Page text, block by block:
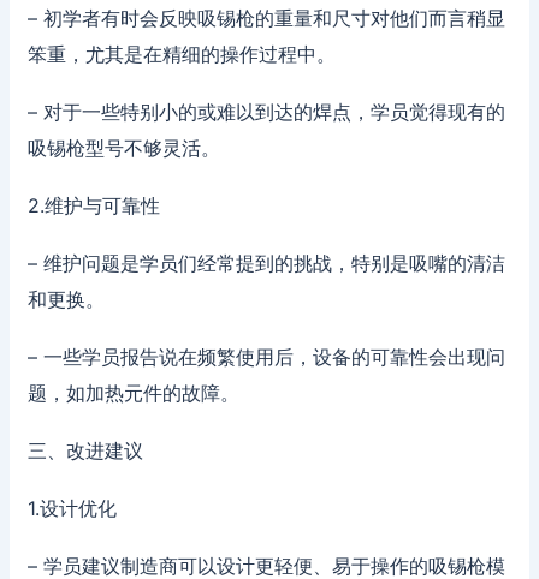
– 初学者有时会反映吸锡枪的重量和尺寸对他们而言稍显
笨重，尤其是在精细的操作过程中。
– 对于一些特别小的或难以到达的焊点，学员觉得现有的
吸锡枪型号不够灵活。
2.维护与可靠性
– 维护问题是学员们经常提到的挑战，特别是吸嘴的清洁
和更换。
– 一些学员报告说在频繁使用后，设备的可靠性会出现问
题，如加热元件的故障。
三、改进建议
1.设计优化
– 学员建议制造商可以设计更轻便、易于操作的吸锡枪模